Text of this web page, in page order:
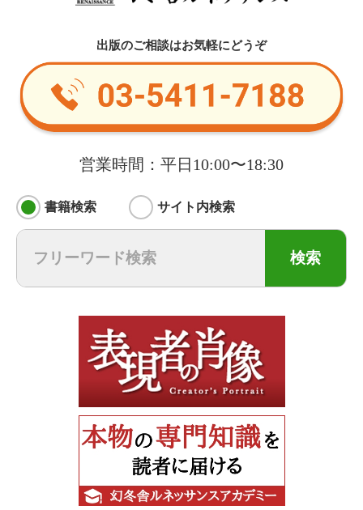
出版のご相談はお気軽にどうぞ
営業時間：平日10:00〜18:30
書籍検索 サイト内検索
検索